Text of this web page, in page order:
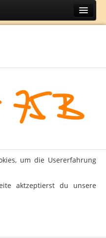
um die Usererfahrung
aktzeptierst du unsere